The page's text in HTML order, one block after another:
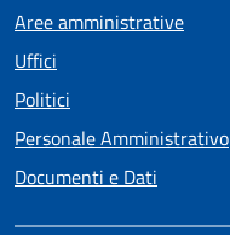
Aree amministrative
Uffici
Politici
Personale Amministrativo
Documenti e Dati